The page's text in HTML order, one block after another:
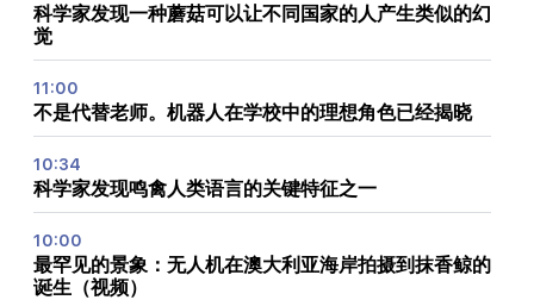
科学家发现一种蘑菇可以让不同国家的人产生类似的幻
觉
11:00
不是代替老师。机器人在学校中的理想角色已经揭晓
10:34
科学家发现鸣禽人类语言的关键特征之一
10:00
最罕见的景象：无人机在澳大利亚海岸拍摄到抹香鲸的
诞生（视频）